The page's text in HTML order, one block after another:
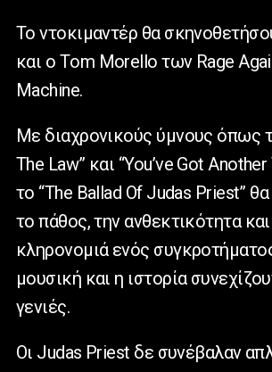
Το ντοκιμαντέρ θα
και ο Τom Morello των Rage
Machine.
Με διαχρονικούς ύμνους όπως
The Law” και “You’ve Got
το “The Ballad Of Judas Priest”
το πάθος, την ανθεκτικότητα
κληρονομιά ενός
μουσική και η ιστορία
γενιές.
Οι Judas Priest δε συνέβαλαν